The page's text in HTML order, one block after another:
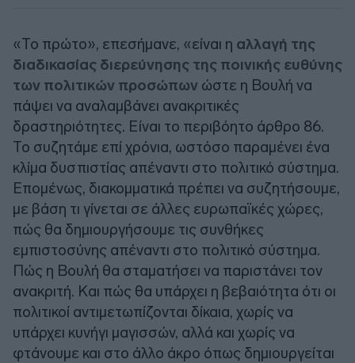
«Το πρώτο», επεσήμανε, «είναι η αλλαγή της
διαδικασίας διερεύνησης της ποινικής ευθύνης
των πολιτικών προσώπων ώστε η Βουλή να
πάψει να αναλαμβάνει ανακριτικές
δραστηριότητες. Είναι το περιβόητο άρθρο 86.
Το συζητάμε επί χρόνια, ωστόσο παραμένει ένα
κλίμα δυσπιστίας απέναντι στο πολιτικό σύστημα.
Επομένως, διακομματικά πρέπει να συζητήσουμε,
με βάση τι γίνεται σε άλλες ευρωπαϊκές χώρες,
πώς θα δημιουργήσουμε τις συνθήκες
εμπιστοσύνης απέναντι στο πολιτικό σύστημα.
Πώς η Βουλή θα σταματήσει να παριστάνει τον
ανακριτή. Και πώς θα υπάρχει η βεβαιότητα ότι οι
πολιτικοί αντιμετωπίζονται δίκαια, χωρίς να
υπάρχει κυνήγι μαγισσών, αλλά και χωρίς να
φτάνουμε και στο άλλο άκρο όπως δημιουργείται